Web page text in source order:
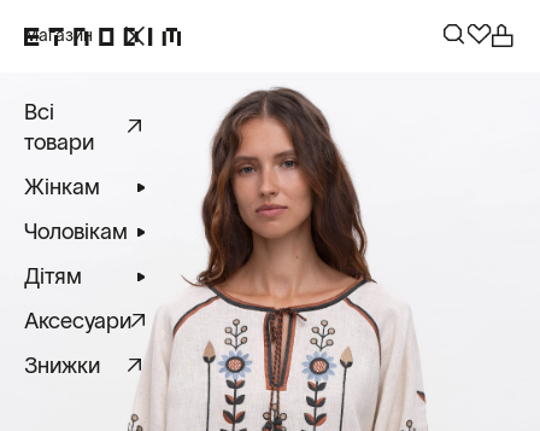
Магазин
Всі
товари
Жінкам
Чоловікам
Дітям
Аксесуари
Знижки